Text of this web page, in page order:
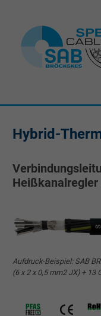
Hybrid-
Aufdruck-Beispiel: SAB
(6 x 2 x 0,5 mm2 JX) + 13